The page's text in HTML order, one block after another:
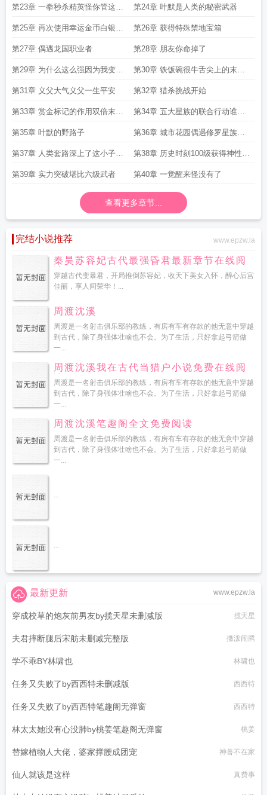
兴奋个什么劲
第23章 一拳秒杀精英怪你管这个
叫回复术士
第24章 叶默是人类的秘密武器
第25章 再次使用幸运金币白银装
三件套
第26章 获得特殊禁地宝箱
第27章 偶遇龙国职业者 第28章 朋友你命掉了
第29章 为什么这么强因为我变异
了啊
第30章 铁饭碗很牛舌尖上的末世
了解一下
第31章 义父大气义父一生平安 第32章 猎杀挑战开始
第33章 赏金标记的作用双倍末世
币奖励
第34章 五大星族的联合行动谁才
是冤大头
第35章 叶默的野路子 第36章 城市花园偶遇修罗星族哨
兵
第37章 人类套路深上了这小子的
当了
第38章 历史时刻100级获得神性天
赋
第39章 实力突破堪比六级武者 第40章 一觉醒来怪没有了
查看更多章节...
完结小说推荐 www.epzw.la
秦昊苏容妃古代最强昏君最新章节在线阅
读
穿越古代变暴君，开局推倒苏容妃，收天下美女入怀，醉心后宫
佳丽，享人间荣华！...
周渡沈溪
周渡是一名射击俱乐部的教练，有房有车有存款的他无意中穿越
到古代，除了身强体壮啥也不会。为了生活，只好拿起弓箭做
一...
周渡沈溪我在古代当猎户小说免费在线阅
读
周渡是一名射击俱乐部的教练，有房有车有存款的他无意中穿越
到古代，除了身强体壮啥也不会。为了生活，只好拿起弓箭做
一...
周渡沈溪笔趣阁全文免费阅读
周渡是一名射击俱乐部的教练，有房有车有存款的他无意中穿越
到古代，除了身强体壮啥也不会。为了生活，只好拿起弓箭做
一...
...
...
www.epzw.la
最新更新
穿成校草的炮灰前男友by揽天星未删减版 揽天星
夫君摔断腿后宋舫未删减完整版 撒泼闹腾
学不乖BY林啸也 林啸也
任务又失败了by西西特未删减版 西西特
任务又失败了by西西特笔趣阁无弹窗 西西特
林太太她没有心没肺by桃姜笔趣阁无弹窗 桃姜
替嫁植物人大佬，婆家撑腰成团宠 神兽不在家
仙人就该是这样 真费事